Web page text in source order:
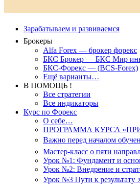
Зарабатываем и развиваемся
Брокеры
Alfa Forex — брокер форекс
БКС Брокер — БКС Мир
БКС-Форекс — (BCS-Forex)
Ещё варианты…
В ПОМОЩЬ !
Все стратегии
Все индикаторы
Курс по Форекс
О себе…
ПРОГРАММА КУРСА
Важно перед началом
Мастер-класс о пяти
Урок №1: Фундамент и
Урок №2: Внедрение и
Урок №3 Пути к результату